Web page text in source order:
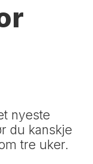
nyeste
du kanskje
tre uker.